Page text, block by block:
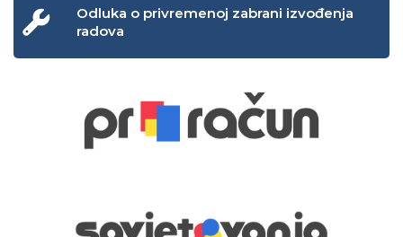
Odluka o privremenoj zabrani izvođenja
radova